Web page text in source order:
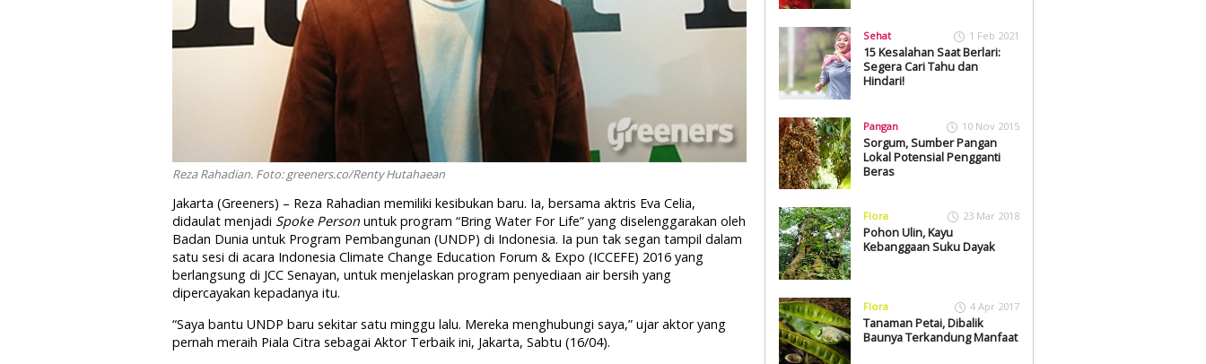
Reza Rahadian. Foto: greeners.co/Renty Hutahaean
Jakarta (Greeners) – Reza Rahadian memiliki kesibukan baru. Ia, bersama aktris Eva Celia,
didaulat menjadi Spoke Person untuk program “Bring Water For Life” yang diselenggarakan oleh
Badan Dunia untuk Program Pembangunan (UNDP) di Indonesia. Ia pun tak segan tampil dalam
satu sesi di acara Indonesia Climate Change Education Forum & Expo (ICCEFE) 2016 yang
berlangsung di JCC Senayan, untuk menjelaskan program penyediaan air bersih yang
dipercayakan kepadanya itu.
“Saya bantu UNDP baru sekitar satu minggu lalu. Mereka menghubungi saya,” ujar aktor yang
pernah meraih Piala Citra sebagai Aktor Terbaik ini, Jakarta, Sabtu (16/04).
Sehat 1 Feb 2021
15 Kesalahan Saat Berlari:
Segera Cari Tahu dan
Hindari!
Pangan 10 Nov 2015
Sorgum, Sumber Pangan
Lokal Potensial Pengganti
Beras
Flora 23 Mar 2018
Pohon Ulin, Kayu
Kebanggaan Suku Dayak
Flora 4 Apr 2017
Tanaman Petai, Dibalik
Baunya Terkandung Manfaat